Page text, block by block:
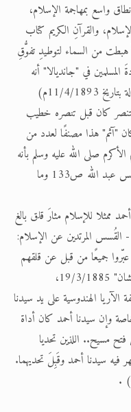
واسع بمهاجمة الإسلام،
والقرآنِ الكريم كتاب
هبطت من السماء لتوطيدِ تفوُّقِ
المسلمين في "جانديالا" أنه
يسرّه تمثيلَ الإسلام في المناظرة المقترحة. (رسالة بتاريخ 11/4/1893م)
كان قبل تنصره خطيب
"آثم" هذا مصنفًا لعدد من
صلى الله عليه وسلم بأنه
الدجال. (والعياذ بالله) (أندرونه بائيبل، للقسيس عبد الله ص133 وما
ممثلا للإسلام مثارَ قلق بالغ
المرتدين عن الإسلام:
جميعًا من قبل عن قلقهم
نحو التأثير المتزايد لسيدنا أحمد. (جريدة "نور أفشان" 19/3/1885،
الآريا الهندوسية على يد سيدنا
وإن سيدنا أحمد كان أداة
مسيح.. اللذين تحديا
فيه سيدنا أحمد وقَبِلَ تحديهما.